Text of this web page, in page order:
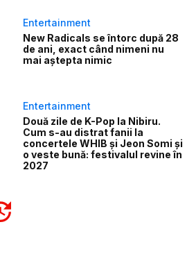
Entertainment
New Radicals se întorc după 28
de ani, exact când nimeni nu
mai aștepta nimic
Entertainment
Două zile de K-Pop la Nibiru.
Cum s-au distrat fanii la
concertele WHIB și Jeon Somi și
o veste bună: festivalul revine în
2027